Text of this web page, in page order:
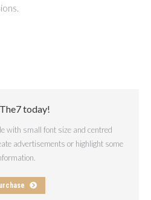
today!
with small font size and centred
advertisements or highlight some